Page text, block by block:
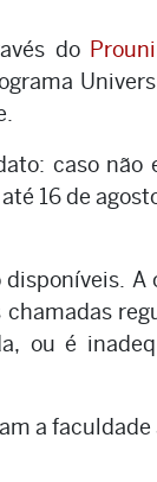
do Prouni
caso não
16 de
A
ou é
a faculdade